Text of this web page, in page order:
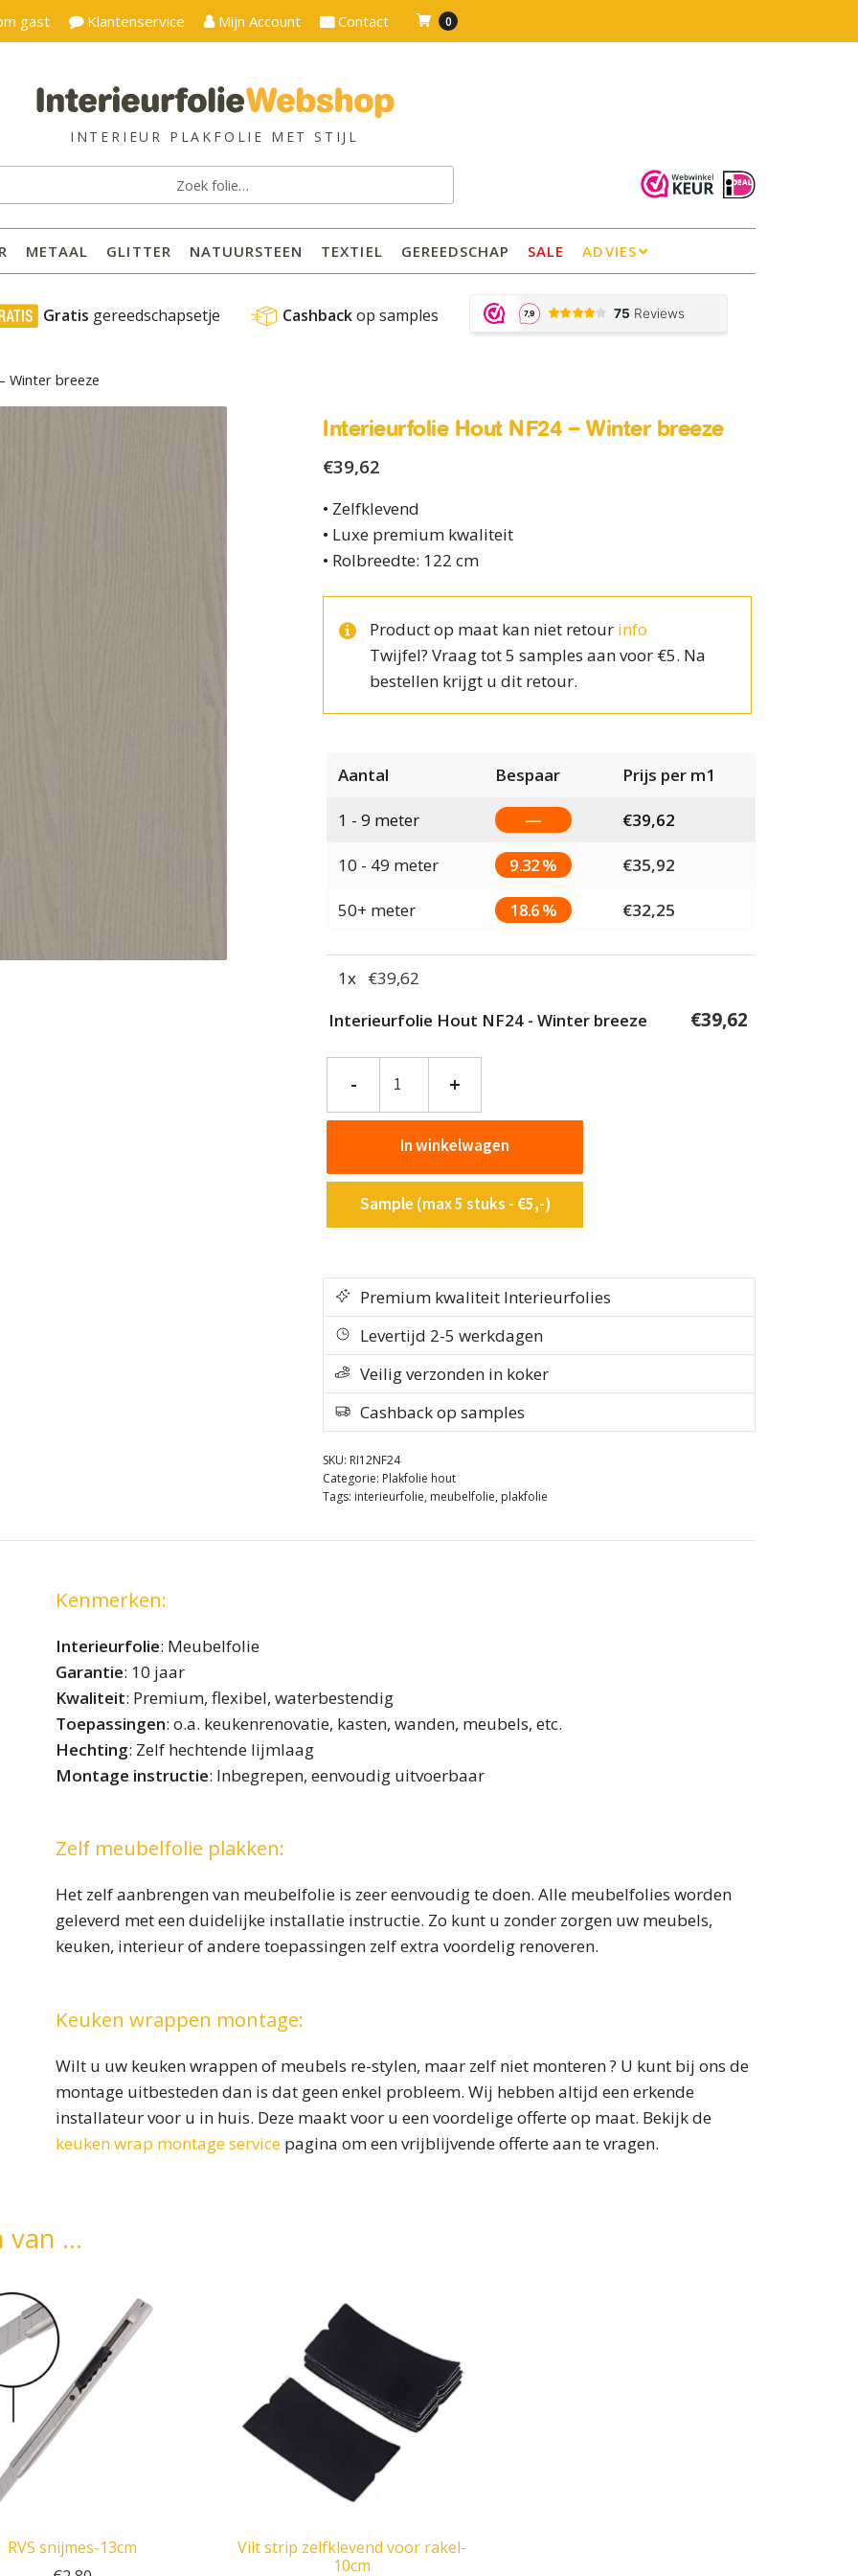
gast Klantenservice Mijn Account Contact 0
METAAL GLITTER NATUURSTEEN TEXTIEL GEREEDSCHAP SALE ADVIES
Gratis gereedschapsetje Cashback op samples
Winter breeze
Interieurfolie Hout NF24 – Winter breeze
€39,62
• Zelfklevend
• Luxe premium kwaliteit
• Rolbreedte: 122 cm
Product op maat kan niet retour info
Twijfel? Vraag tot 5 samples aan voor €5. Na
bestellen krijgt u dit retour.
Aantal Bespaar Prijs per m1
1 - 9 meter — €39,62
10 - 49 meter 9.32 % €35,92
50+ meter 18.6 % €32,25
1x €39,62
Interieurfolie Hout NF24 - Winter breeze
€39,62
-
NF24
Winter
breeze
aantal
+
In winkelwagen
Sample (max 5 stuks - €5,-)
Premium kwaliteit Interieurfolies
Levertijd 2-5 werkdagen
Veilig verzonden in koker
Cashback op samples
SKU: RI12NF24
Categorie: Plakfolie hout
Tags: interieurfolie, meubelfolie, plakfolie
Kenmerken:
Interieurfolie: Meubelfolie
Garantie: 10 jaar
Kwaliteit: Premium, flexibel, waterbestendig
Toepassingen: o.a. keukenrenovatie, kasten, wanden, meubels, etc.
Hechting: Zelf hechtende lijmlaag
Montage instructie: Inbegrepen, eenvoudig uitvoerbaar
Zelf meubelfolie plakken:
Het zelf aanbrengen van meubelfolie is zeer eenvoudig te doen. Alle meubelfolies worden
geleverd met een duidelijke installatie instructie. Zo kunt u zonder zorgen uw meubels,
keuken, interieur of andere toepassingen zelf extra voordelig renoveren.
Keuken wrappen montage:
Wilt u uw keuken wrappen of meubels re-stylen, maar zelf niet monteren ? U kunt bij ons de
montage uitbesteden dan is dat geen enkel probleem. Wij hebben altijd een erkende
installateur voor u in huis. Deze maakt voor u een voordelige offerte op maat. Bekijk de
keuken wrap montage servicepagina om een vrijblijvende offerte aan te vragen.
van …
RVS snijmes-13cm
Vilt strip zelfklevend voor rakel-
10cm